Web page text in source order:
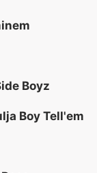
Boyz
Boy Tell'em